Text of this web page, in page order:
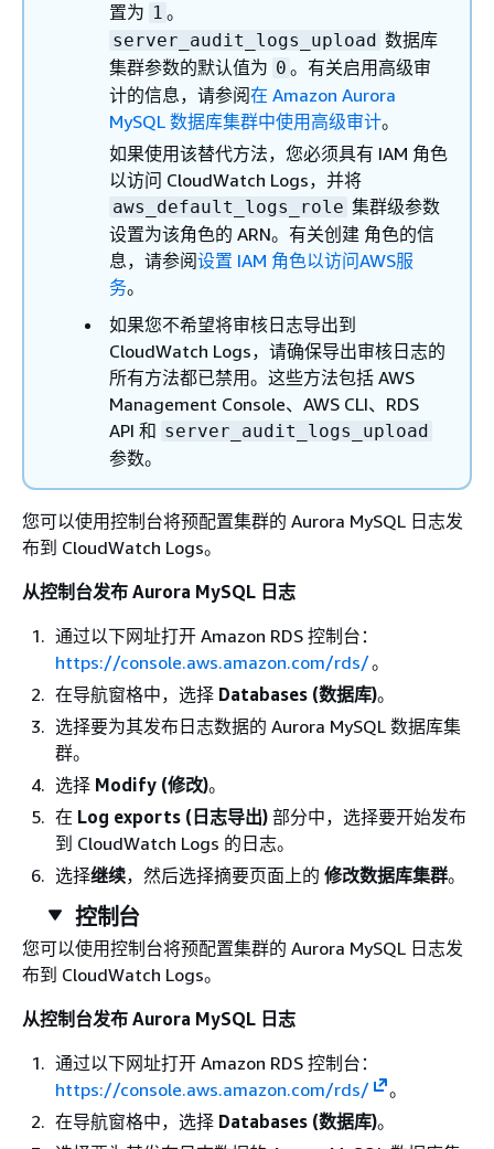
置为 1 。
server_audit_logs_upload 数据库
集群参数的默认值为 0 。有关启用高级审
计的信息，请参阅在 Amazon Aurora
MySQL 数据库集群中使用高级审计。
如果使用该替代方法，您必须具有 IAM 角色
以访问 CloudWatch Logs，并将
aws_default_logs_role 集群级参数
设置为该角色的 ARN。有关创建 角色的信
息，请参阅设置 IAM 角色以访问AWS服
务。
如果您不希望将审核日志导出到
CloudWatch Logs，请确保导出审核日志的
所有方法都已禁用。这些方法包括 AWS
Management Console、AWS CLI、RDS
API 和 server_audit_logs_upload
参数。
您可以使用控制台将预配置集群的 Aurora MySQL 日志发
布到 CloudWatch Logs。
从控制台发布 Aurora MySQL 日志
通过以下网址打开 Amazon RDS 控制台：
https://console.aws.amazon.com/rds/。
在导航窗格中，选择 Databases (数据库)。
选择要为其发布日志数据的 Aurora MySQL 数据库集
群。
选择 Modify (修改)。
在 Log exports (日志导出) 部分中，选择要开始发布
到 CloudWatch Logs 的日志。
选择继续，然后选择摘要页面上的 修改数据库集群。
控制台
您可以使用控制台将预配置集群的 Aurora MySQL 日志发
布到 CloudWatch Logs。
从控制台发布 Aurora MySQL 日志
通过以下网址打开 Amazon RDS 控制台：
https://console.aws.amazon.com/rds/
。
在导航窗格中，选择 Databases (数据库)。